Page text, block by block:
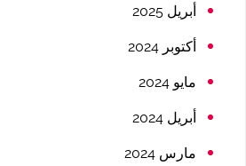
أبريل 2025
أكتوبر 2024
مايو 2024
أبريل 2024
مارس 2024